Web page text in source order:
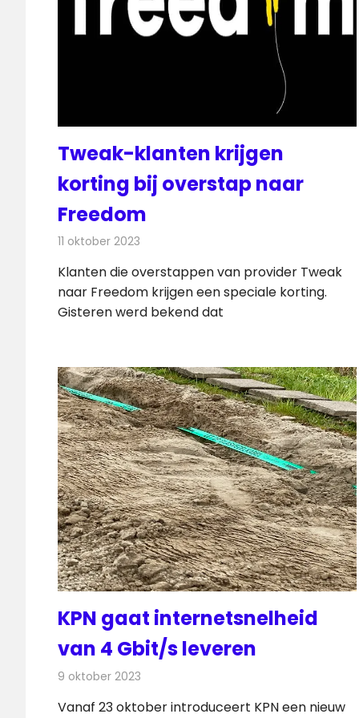
Tweak-klanten krijgen
korting bij overstap naar
Freedom
11 oktober 2023
Klanten die overstappen van provider Tweak
naar Freedom krijgen een speciale korting.
Gisteren werd bekend dat
KPN gaat internetsnelheid
van 4 Gbit/s leveren
9 oktober 2023
Vanaf 23 oktober introduceert KPN een nieuw